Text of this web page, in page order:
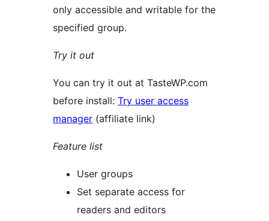
only accessible and writable for the
specified group.
Try it out
You can try it out at TasteWP.com
before install: Try user access
manager (affiliate link)
Feature list
User groups
Set separate access for
readers and editors